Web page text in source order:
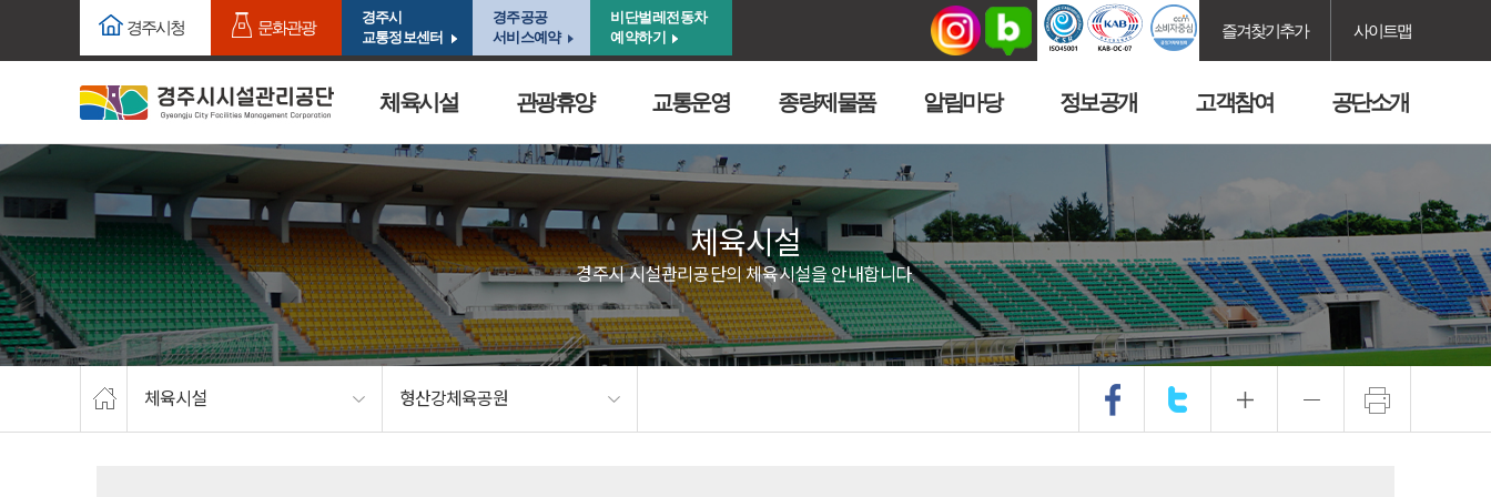
주요메뉴로 건너뛰기
경주시청 문화관광
경주시
교통정보센터
경주공공
서비스예약
비단벌레전동차
예약하기
즐겨찾기추가 사이트맵
체육시설 관광휴양 교통운영 종량제물품 알림마당 정보공개 고객참여 공단소개
체육시설
경주시 시설관리공단의 체육시설을 안내합니다.
체육시설 형산강체육공원